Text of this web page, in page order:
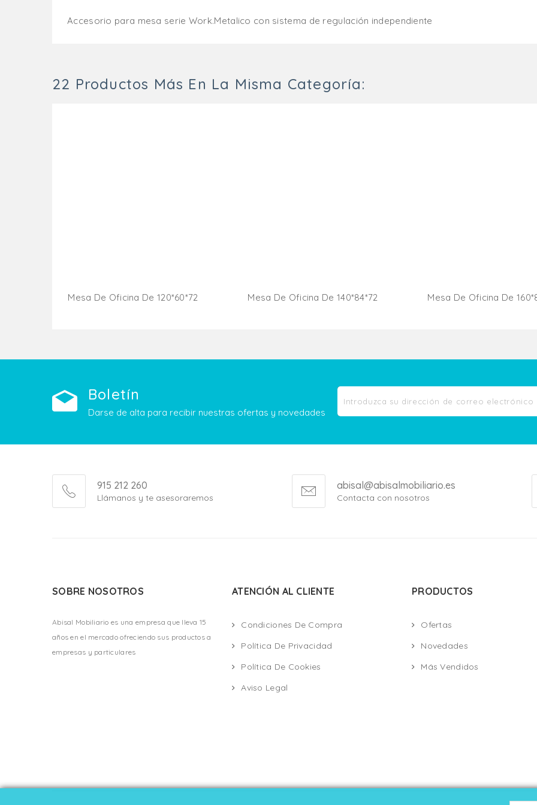
Accesorio para mesa serie Work.Metalico con sistema de regulación independiente
22 Productos Más En La Misma Categoría:
Mesa De Oficina De 120*60*72
Mesa De Oficina De 140*84*72
Mesa De Oficina De
Boletín
Darse de alta para recibir nuestras ofertas y novedades
915 212 260
Llámanos y te asesoraremos
abisal@abisalmobiliario.es
Contacta con nosotros
SOBRE NOSOTROS
Abisal Mobiliario es una empresa que lleva 15
años en el mercado ofreciendo sus productos a
empresas y particulares
ATENCIÓN AL CLIENTE
Condiciones De Compra
Política De Privacidad
Política De Cookies
Aviso Legal
PRODUCTOS
Ofertas
Novedades
Más Vendidos